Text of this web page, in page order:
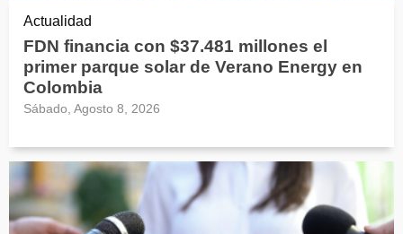
Actualidad
FDN financia con $37.481 millones el
primer parque solar de Verano Energy en
Colombia
Sábado, Agosto 8, 2026